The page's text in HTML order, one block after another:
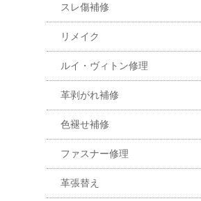
スレ傷補修
リメイク
ルイ・ヴィトン修理
革剥がれ補修
色褪せ補修
ファスナー修理
革張替え